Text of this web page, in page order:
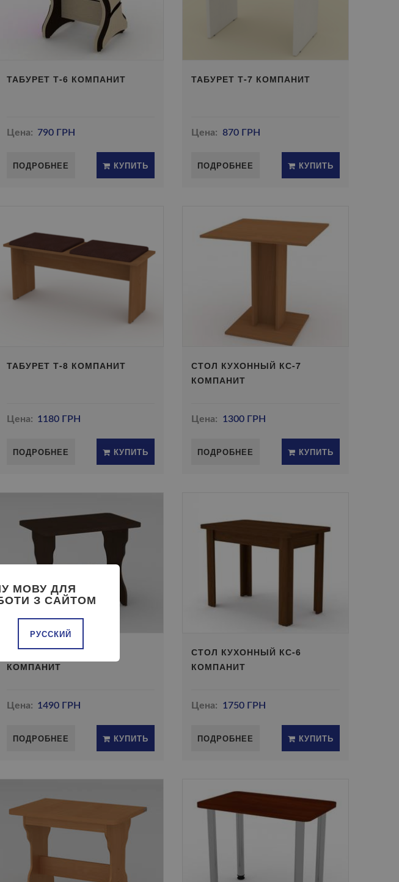
ТАБУРЕТ Т-6 КОМПАНИТ
Цена: 790 ГРН
ПОДРОБНЕЕ КУПИТЬ
ТАБУРЕТ Т-7 КОМПАНИТ
Цена: 870 ГРН
ПОДРОБНЕЕ КУПИТЬ
ТАБУРЕТ Т-8 КОМПАНИТ
Цена: 1180 ГРН
ПОДРОБНЕЕ КУПИТЬ
СТОЛ КУХОННЫЙ КС-7
КОМПАНИТ
Цена: 1300 ГРН
ПОДРОБНЕЕ КУПИТЬ
СТОЛ КУХОННЫЙ КС-2
КОМПАНИТ
Цена: 1490 ГРН
ПОДРОБНЕЕ КУПИТЬ
СТОЛ КУХОННЫЙ КС-6
КОМПАНИТ
Цена: 1750 ГРН
ПОДРОБНЕЕ КУПИТЬ
МОВУ ДЛЯ
З САЙТОМ
РУССКИЙ